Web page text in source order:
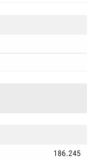
186.245